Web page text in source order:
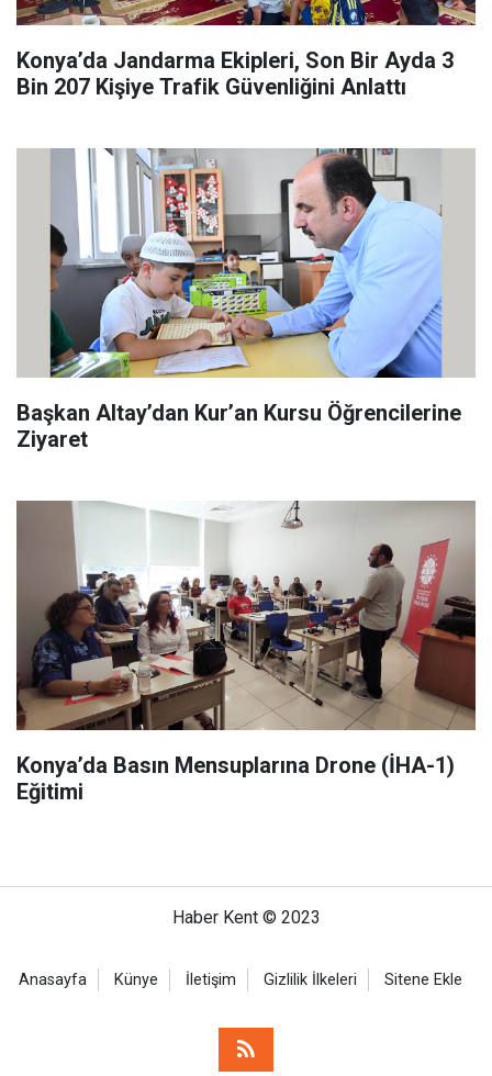
Konya’da Jandarma Ekipleri, Son Bir Ayda 3
Bin 207 Kişiye Trafik Güvenliğini Anlattı
Başkan Altay’dan Kur’an Kursu Öğrencilerine
Ziyaret
Konya’da Basın Mensuplarına Drone (İHA-1)
Eğitimi
Haber Kent © 2023
Anasayfa Künye İletişim Gizlilik İlkeleri Sitene Ekle